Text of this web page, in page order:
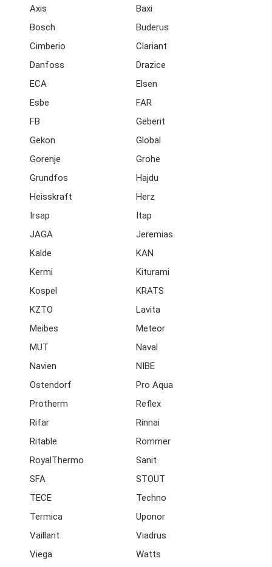
Axis
Baxi
Bosch
Buderus
Cimberio
Clariant
Danfoss
Drazice
ECA
Elsen
Esbe
FAR
FB
Geberit
Gekon
Global
Gorenje
Grohe
Grundfos
Hajdu
Heisskraft
Herz
Irsap
Itap
JAGA
Jeremias
Kalde
KAN
Kermi
Kiturami
Kospel
KRATS
KZTO
Lavita
Meibes
Meteor
MUT
Naval
Navien
NIBE
Ostendorf
Pro Aqua
Protherm
Reflex
Rifar
Rinnai
Ritable
Rommer
RoyalThermo
Sanit
SFA
STOUT
TECE
Techno
Termica
Uponor
Vaillant
Viadrus
Viega
Watts